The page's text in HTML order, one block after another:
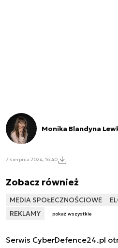
Monika Blandyna
7 sierpnia 2024, 16:40
Zobacz również
MEDIA SPOŁECZNOŚCIOWE
REKLAMY
pokaż wszystkie
Serwis CyberDefence24.pl